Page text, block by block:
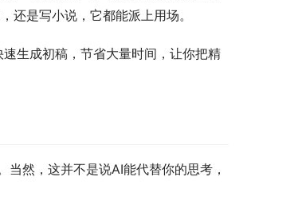
还是写小说，它都能派上用场。
生成初稿，节省大量时间，让你把精
然，这并不是说AI能代替你的思考，